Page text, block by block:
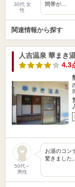
30代 女
性
間帯が…
関連情報から探す
人吉温泉 華まき
4.3
50代～
男性
お湯のコン
驚きました